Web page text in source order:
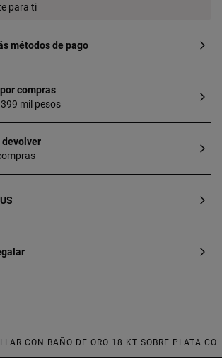
para ti
métodos de pago
compras
mil pesos
devolver
CON BAÑO DE ORO 18 KT SOBRE PLATA